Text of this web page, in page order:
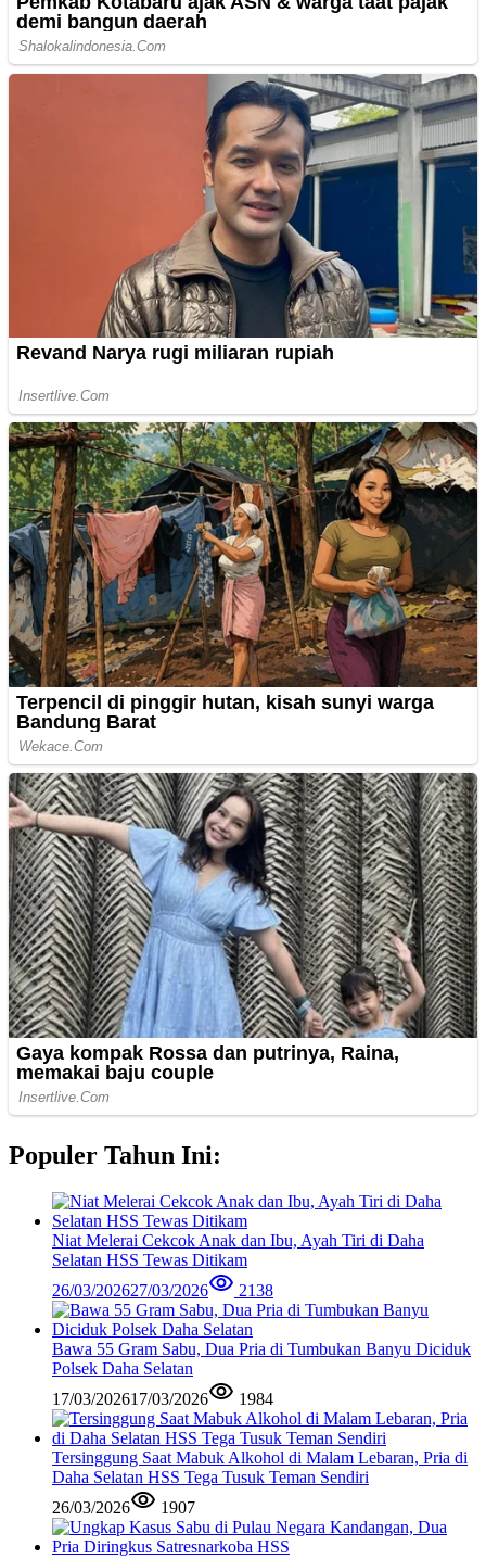
Populer Tahun Ini:
Niat Melerai Cekcok Anak dan Ibu, Ayah Tiri di Daha
Selatan HSS Tewas Ditikam
26/03/202627/03/2026 2138
Bawa 55 Gram Sabu, Dua Pria di Tumbukan Banyu Diciduk
Polsek Daha Selatan
17/03/202617/03/2026 1984
Tersinggung Saat Mabuk Alkohol di Malam Lebaran, Pria di
Daha Selatan HSS Tega Tusuk Teman Sendiri
26/03/2026
1907